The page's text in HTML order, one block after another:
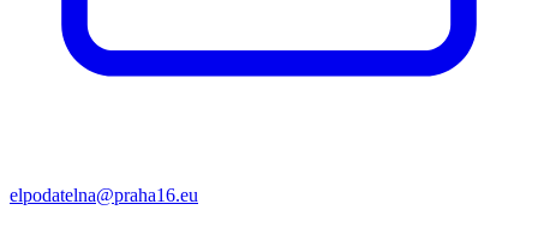
elpodatelna@praha16.eu